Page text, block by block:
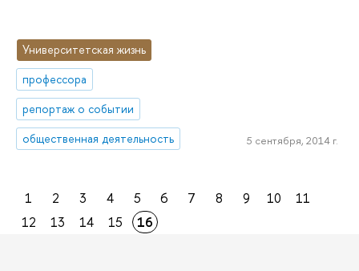
Университетская жизнь
профессора
репортаж о событии
общественная деятельность
5 сентября, 2014 г.
1 2 3 4 5 6 7 8 9 10
11
12
13 14 15 16